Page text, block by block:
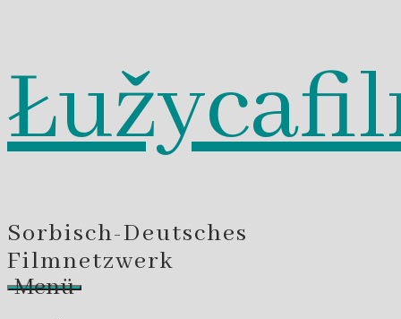
Zum
Inhalt
springen
Sorbisch-Deutsches
Filmnetzwerk
Menü